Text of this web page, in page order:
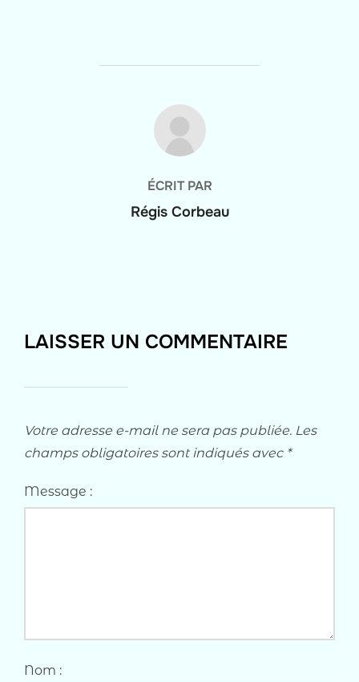
AUTEUR DE LA PUBLICATION
ÉCRIT PAR
Régis Corbeau
LAISSER UN COMMENTAIRE
Votre adresse e-mail ne sera pas publiée. Les
champs obligatoires sont indiqués avec *
Message :
Nom :